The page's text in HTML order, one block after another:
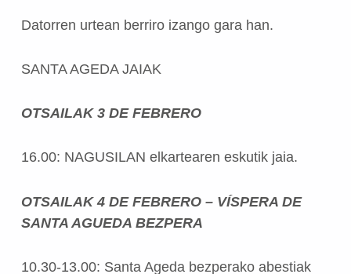
Datorren urtean berriro izango gara han.
SANTA AGEDA JAIAK
OTSAILAK 3 DE FEBRERO
16.00: NAGUSILAN elkartearen eskutik jaia.
OTSAILAK 4 DE FEBRERO – VÍSPERA DE
SANTA AGUEDA BEZPERA
10.30-13.00: Santa Ageda bezperako abestiak